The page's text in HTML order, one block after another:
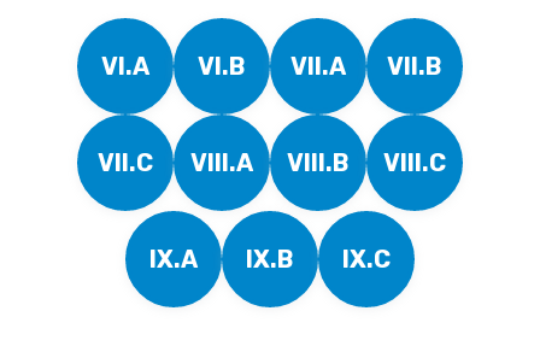
VI.A VI.B VII.A VII.B
VII.C VIII.A VIII.B VIII.C
IX.A IX.B IX.C